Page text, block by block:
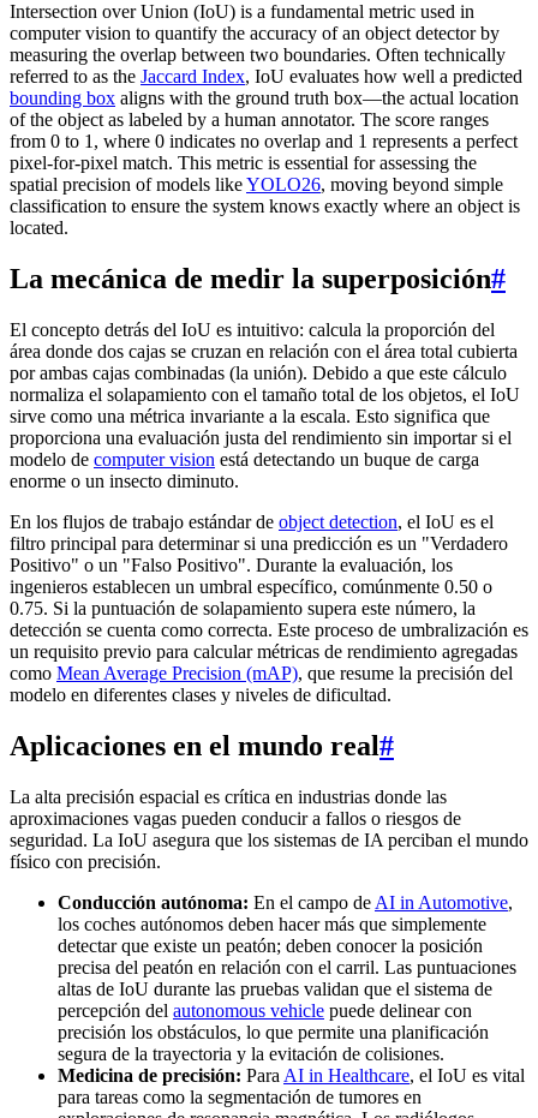
Intersection over Union (IoU) is a fundamental metric used in
computer vision to quantify the accuracy of an object detector by
measuring the overlap between two boundaries. Often technically
referred to as the Jaccard Index, IoU evaluates how well a predicted
bounding box aligns with the ground truth box—the actual location
of the object as labeled by a human annotator. The score ranges
from 0 to 1, where 0 indicates no overlap and 1 represents a perfect
pixel-for-pixel match. This metric is essential for assessing the
spatial precision of models likeYOLO26, moving beyond simple
classification to ensure the system knows exactly where an object is
located.
La mecánica de medir la superposición#
El concepto detrás del IoU es intuitivo: calcula la proporción del
área donde dos cajas se cruzan en relación con el área total cubierta
por ambas cajas combinadas (la unión). Debido a que este cálculo
normaliza el solapamiento con el tamaño total de los objetos, el IoU
sirve como una métrica invariante a la escala. Esto significa que
proporciona una evaluación justa del rendimiento sin importar si el
modelo de computer vision está detectando un buque de carga
enorme o un insecto diminuto.
En los flujos de trabajo estándar de object detection, el IoU es el
filtro principal para determinar si una predicción es un "Verdadero
Positivo" o un "Falso Positivo". Durante la evaluación, los
ingenieros establecen un umbral específico, comúnmente 0.50 o
0.75. Si la puntuación de solapamiento supera este número, la
detección se cuenta como correcta. Este proceso de umbralización es
un requisito previo para calcular métricas de rendimiento agregadas
como Mean Average Precision (mAP), que resume la precisión del
modelo en diferentes clases y niveles de dificultad.
Aplicaciones en el mundo real#
La alta precisión espacial es crítica en industrias donde las
aproximaciones vagas pueden conducir a fallos o riesgos de
seguridad. La IoU asegura que los sistemas de IA perciban el mundo
físico con precisión.
Conducción autónoma: En el campo de AI in Automotive,
los coches autónomos deben hacer más que simplemente
detectar que existe un peatón; deben conocer la posición
precisa del peatón en relación con el carril. Las puntuaciones
altas de IoU durante las pruebas validan que el sistema de
percepción del autonomous vehicle puede delinear con
precisión los obstáculos, lo que permite una planificación
segura de la trayectoria y la evitación de colisiones.
Medicina de precisión: Para AI in Healthcare, el IoU es vital
para tareas como la segmentación de tumores en